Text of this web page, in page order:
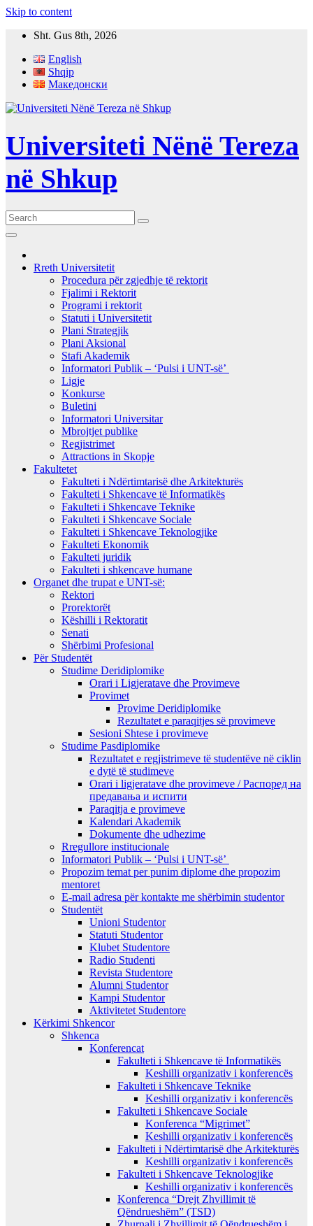
Skip to content
Sht. Gus 8th, 2026
English
Shqip
Македонски
Universiteti Nënë Tereza
në Shkup
Rreth Universitetit
Procedura për zgjedhje të rektorit
Fjalimi i Rektorit
Programi i rektorit
Statuti i Universitetit
Plani Strategjik
Plani Aksional
Stafi Akademik
Informatori Publik – ‘Pulsi i UNT-së’
Ligje
Konkurse
Buletini
Informatori Universitar
Mbrojtjet publike
Regjistrimet
Attractions in Skopje
Fakultetet
Fakulteti i Ndërtimtarisë dhe Arkitekturës
Fakulteti i Shkencave të Informatikës
Fakulteti i Shkencave Teknike
Fakulteti i Shkencave Sociale
Fakulteti i Shkencave Teknologjike
Fakulteti Ekonomik
Fakulteti juridik
Fakulteti i shkencave humane
Organet dhe trupat e UNT-së:
Rektori
Prorektorët
Këshilli i Rektoratit
Senati
Shërbimi Profesional
Për Studentët
Studime Deridiplomike
Orari i Ligjeratave dhe Provimeve
Provimet
Provime Deridiplomike
Rezultatet e paraqitjes së provimeve
Sesioni Shtese i provimeve
Studime Pasdiplomike
Rezultatet e regjistrimeve të studentëve në ciklin
e dytë të studimeve
Orari i ligjeratave dhe provimeve / Распоред на
предавањa и испити
Paraqitja e provimeve
Kalendari Akademik
Dokumente dhe udhezime
Rregullore institucionale
Informatori Publik – ‘Pulsi i UNT-së’
Propozim temat per punim diplome dhe propozim
mentoret
E-mail adresa për kontakte me shërbimin studentor
Studentët
Unioni Studentor
Statuti Studentor
Klubet Studentore
Radio Studenti
Revista Studentore
Alumni Studentor
Kampi Studentor
Aktivitetet Studentore
Kërkimi Shkencor
Shkenca
Konferencat
Fakulteti i Shkencave të Informatikës
Keshilli organizativ i konferencës
Fakulteti i Shkencave Teknike
Keshilli organizativ i konferencës
Fakulteti i Shkencave Sociale
Konferenca “Migrimet”
Keshilli organizativ i konferencës
Fakulteti i Ndërtimtarisë dhe Arkitekturës
Keshilli organizativ i konferencës
Fakulteti i Shkencave Teknologjike
Keshilli organizativ i konferencës
Konferenca “Drejt Zhvillimit të
Qëndrueshëm” (TSD)